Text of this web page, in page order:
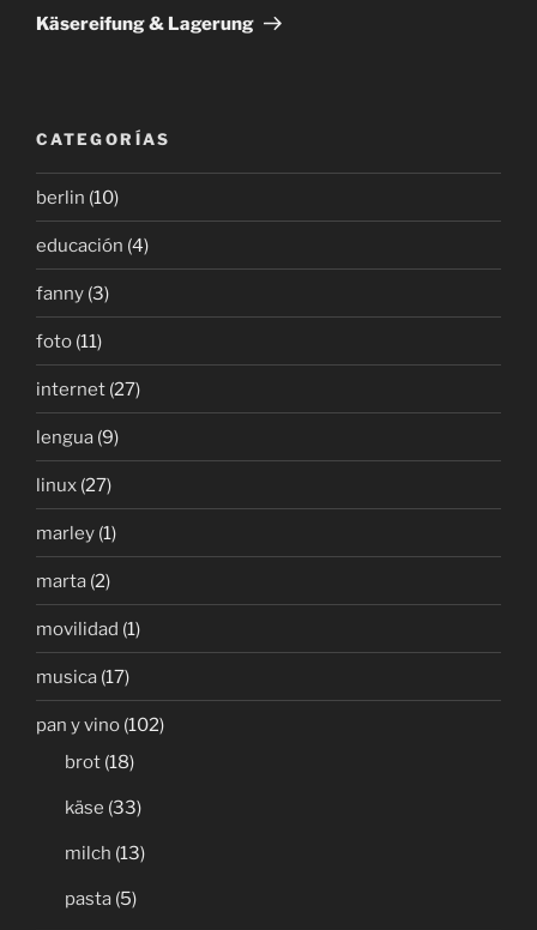
Beitrag
Käsereifung & Lagerung
CATEGORÍAS
berlin (10)
educación (4)
fanny (3)
foto (11)
internet (27)
lengua (9)
linux (27)
marley (1)
marta (2)
movilidad (1)
musica (17)
pan y vino (102)
brot (18)
käse (33)
milch (13)
pasta (5)